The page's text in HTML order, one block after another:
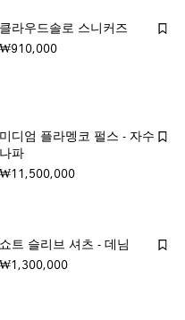
클라우드솔로 스니커즈
₩910,000
미디엄 플라멩코 펄스 - 자수
나파
₩11,500,000
쇼트 슬리브 셔츠 - 데님
₩1,300,000